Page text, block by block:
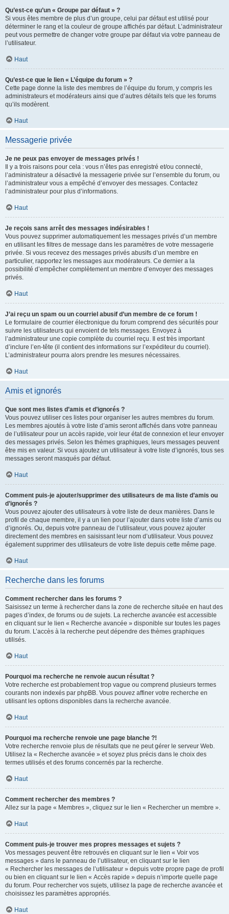
Qu’est-ce qu’un « Groupe par défaut » ?
Si vous êtes membre de plus d’un groupe, celui par défaut est utilisé pour
déterminer le rang et la couleur de groupe affichés par défaut. L’administrateur
peut vous permettre de changer votre groupe par défaut via votre panneau de
l’utilisateur.
Haut
Qu’est-ce que le lien « L’équipe du forum » ?
Cette page donne la liste des membres de l’équipe du forum, y compris les
administrateurs et modérateurs ainsi que d’autres détails tels que les forums
qu’ils modèrent.
Haut
Messagerie privée
Je ne peux pas envoyer de messages privés !
Il y a trois raisons pour cela : vous n’êtes pas enregistré et/ou connecté,
l’administrateur a désactivé la messagerie privée sur l’ensemble du forum, ou
l’administrateur vous a empêché d’envoyer des messages. Contactez
l’administrateur pour plus d’informations.
Haut
Je reçois sans arrêt des messages indésirables !
Vous pouvez supprimer automatiquement les messages privés d’un membre
en utilisant les filtres de message dans les paramètres de votre messagerie
privée. Si vous recevez des messages privés abusifs d’un membre en
particulier, rapportez les messages aux modérateurs. Ce dernier a la
possibilité d’empêcher complètement un membre d’envoyer des messages
privés.
Haut
J’ai reçu un spam ou un courriel abusif d’un membre de ce forum !
Le formulaire de courrier électronique du forum comprend des sécurités pour
suivre les utilisateurs qui envoient de tels messages. Envoyez à
l’administrateur une copie complète du courriel reçu. Il est très important
d’inclure l’en-tête (il contient des informations sur l’expéditeur du courriel).
L’administrateur pourra alors prendre les mesures nécessaires.
Haut
Amis et ignorés
Que sont mes listes d’amis et d’ignorés ?
Vous pouvez utiliser ces listes pour organiser les autres membres du forum.
Les membres ajoutés à votre liste d’amis seront affichés dans votre panneau
de l’utilisateur pour un accès rapide, voir leur état de connexion et leur envoyer
des messages privés. Selon les thèmes graphiques, leurs messages peuvent
être mis en valeur. Si vous ajoutez un utilisateur à votre liste d’ignorés, tous ses
messages seront masqués par défaut.
Haut
Comment puis-je ajouter/supprimer des utilisateurs de ma liste d’amis ou
d’ignorés ?
Vous pouvez ajouter des utilisateurs à votre liste de deux manières. Dans le
profil de chaque membre, il y a un lien pour l’ajouter dans votre liste d’amis ou
d’ignorés. Ou, depuis votre panneau de l’utilisateur, vous pouvez ajouter
directement des membres en saisissant leur nom d’utilisateur. Vous pouvez
également supprimer des utilisateurs de votre liste depuis cette même page.
Haut
Recherche dans les forums
Comment rechercher dans les forums ?
Saisissez un terme à rechercher dans la zone de recherche située en haut des
pages d’index, de forums ou de sujets. La recherche avancée est accessible
en cliquant sur le lien « Recherche avancée » disponible sur toutes les pages
du forum. L’accès à la recherche peut dépendre des thèmes graphiques
utilisés.
Haut
Pourquoi ma recherche ne renvoie aucun résultat ?
Votre recherche est probablement trop vague ou comprend plusieurs termes
courants non indexés par phpBB. Vous pouvez affiner votre recherche en
utilisant les options disponibles dans la recherche avancée.
Haut
Pourquoi ma recherche renvoie une page blanche ?!
Votre recherche renvoie plus de résultats que ne peut gérer le serveur Web.
Utilisez la « Recherche avancée » et soyez plus précis dans le choix des
termes utilisés et des forums concernés par la recherche.
Haut
Comment rechercher des membres ?
Allez sur la page « Membres », cliquez sur le lien « Rechercher un membre ».
Haut
Comment puis-je trouver mes propres messages et sujets ?
Vos messages peuvent être retrouvés en cliquant sur le lien « Voir vos
messages » dans le panneau de l’utilisateur, en cliquant sur le lien
« Rechercher les messages de l’utilisateur » depuis votre propre page de profil
ou bien en cliquant sur le lien « Accès rapide » depuis n’importe quelle page
du forum. Pour rechercher vos sujets, utilisez la page de recherche avancée et
choisissez les paramètres appropriés.
Haut